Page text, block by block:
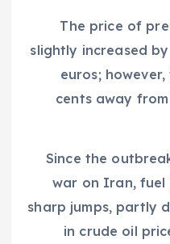
The price of
slightly increased
euros;
cents away
Since the
war on Iran, fuel
sharp jumps, partly
in crude oil